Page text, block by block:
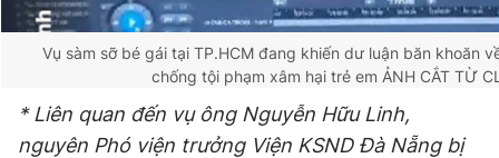
Vụ sàm sỡ bé gái tại TP.HCM đang khiến dư luận băn khoăn
chống tội phạm xâm hại trẻ em ẢNH CẮT TỪ
* Liên quan đến vụ ông Nguyễn Hữu Linh,
nguyên Phó viện trưởng Viện KSND Đà Nẵng bị